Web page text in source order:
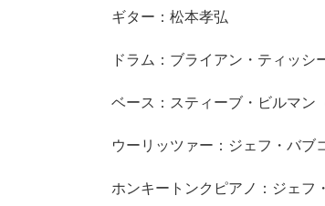
ギター：松本孝弘
ドラム：ブライアン・ティッシ
ベース：スティーブ・ビルマン
ウーリッツァー：ジェフ・バブ
ホンキートンクピアノ：ジェフ